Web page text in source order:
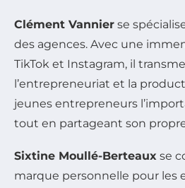
Clément Vannier se
des agences. Avec une
TikTok et Instagram, il
l’entrepreneuriat et la
jeunes entrepreneurs
tout en partageant son
Sixtine Moullé-Berteaux se
marque personnelle pour les